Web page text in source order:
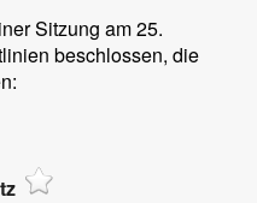
Sitzung am 25.
beschlossen, die